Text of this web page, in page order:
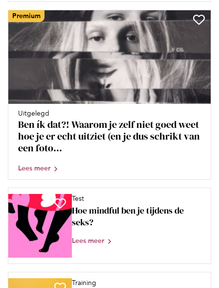
Premium
Uitgelegd
Ben ík dat?! Waarom je zelf niet goed weet
hoe je er echt uitziet (en je dus schrikt van
een foto...
Lees meer
Test
Hoe mindful ben je tijdens de
seks?
Lees meer
Training